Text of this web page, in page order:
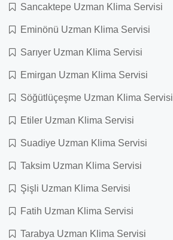
Sancaktepe Uzman Klima Servisi
Eminönü Uzman Klima Servisi
Sarıyer Uzman Klima Servisi
Emirgan Uzman Klima Servisi
Söğütlüçeşme Uzman Klima Servisi
Etiler Uzman Klima Servisi
Suadiye Uzman Klima Servisi
Taksim Uzman Klima Servisi
Şişli Uzman Klima Servisi
Fatih Uzman Klima Servisi
Tarabya Uzman Klima Servisi